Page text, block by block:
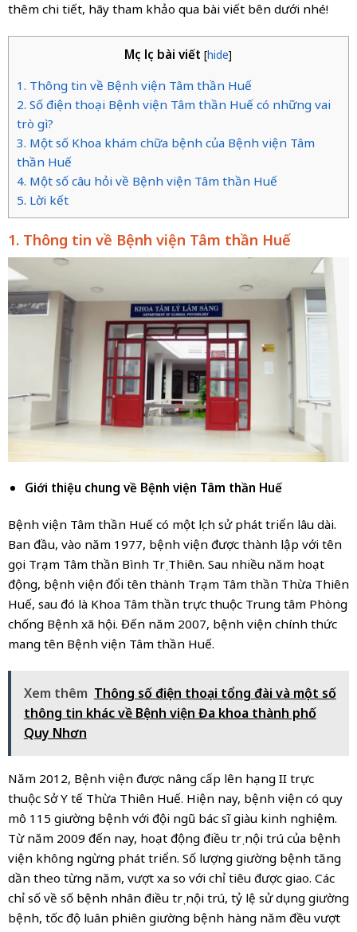
thêm chi tiết, hãy tham khảo qua bài viết bên dưới nhé!
Mục lục bài viết [hide]
1. Thông tin về Bệnh viện Tâm thần Huế
2. Số điện thoại Bệnh viện Tâm thần Huế có những vai
trò gì?
3. Một số Khoa khám chữa bệnh của Bệnh viện Tâm
thần Huế
4. Một số câu hỏi về Bệnh viện Tâm thần Huế
5. Lời kết
1. Thông tin về Bệnh viện Tâm thần Huế
Giới thiệu chung về Bệnh viện Tâm thần Huế
Bệnh viện Tâm thần Huế có một lịch sử phát triển lâu dài.
Ban đầu, vào năm 1977, bệnh viện được thành lập với tên
gọi Trạm Tâm thần Bình Trị Thiên. Sau nhiều năm hoạt
động, bệnh viện đổi tên thành Trạm Tâm thần Thừa Thiên
Huế, sau đó là Khoa Tâm thần trực thuộc Trung tâm Phòng
chống Bệnh xã hội. Đến năm 2007, bệnh viện chính thức
mang tên Bệnh viện Tâm thần Huế.
Xem thêm Thông số điện thoại tổng đài và một số
thông tin khác về Bệnh viện Đa khoa thành phố
Quy Nhơn
Năm 2012, Bệnh viện được nâng cấp lên hạng II trực
thuộc Sở Y tế Thừa Thiên Huế. Hiện nay, bệnh viện có quy
mô 115 giường bệnh với đội ngũ bác sĩ giàu kinh nghiệm.
Từ năm 2009 đến nay, hoạt động điều trị nội trú của bệnh
viện không ngừng phát triển. Số lượng giường bệnh tăng
dần theo từng năm, vượt xa so với chỉ tiêu được giao. Các
chỉ số về số bệnh nhân điều trị nội trú, tỷ lệ sử dụng giường
bệnh, tốc độ luân phiên giường bệnh hàng năm đều vượt